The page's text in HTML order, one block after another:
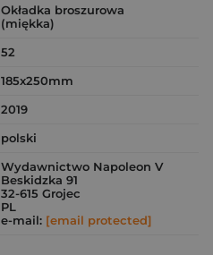
Okładka broszurowa
(miękka)
52
185x250mm
2019
polski
Wydawnictwo Napoleon V
Beskidzka 91
32-615 Grojec
PL
e-mail: [email protected]